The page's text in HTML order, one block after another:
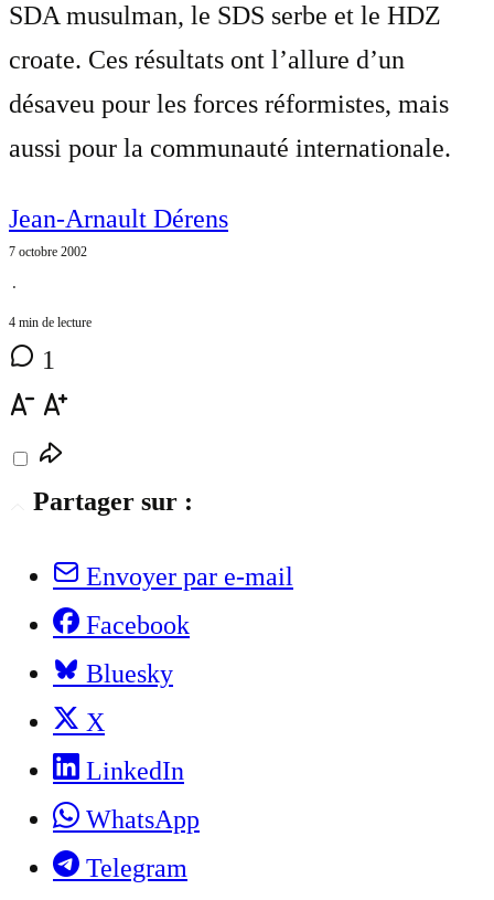
SDA musulman, le SDS serbe et le HDZ
croate. Ces résultats ont l’allure d’un
désaveu pour les forces réformistes, mais
aussi pour la communauté internationale.
Jean-Arnault Dérens
7 octobre 2002
⋅
4 min de lecture
1
Partager sur :
Envoyer par e-mail
Facebook
Bluesky
X
LinkedIn
WhatsApp
Telegram